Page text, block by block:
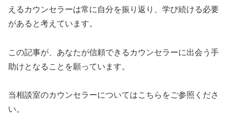
えるカウンセラーは常に自分を振り返り、学び続ける必要
があると考えています。
この記事が、あなたが信頼できるカウンセラーに出会う手
助けとなることを願っています。
当相談室のカウンセラーについてはこちらをご参照くださ
い。